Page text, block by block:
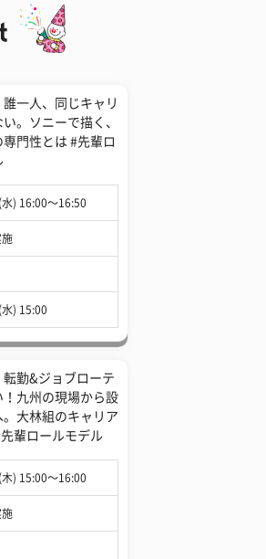
誰一人、同じキャリ
。ソニーで描く、
専門性とは #先輩ロ
) 16:00〜16:50
) 15:00
転勤&ジョブローテ
！九州の現場から設
。大林組のキャリア
輩ロールモデル
) 15:00〜16:00